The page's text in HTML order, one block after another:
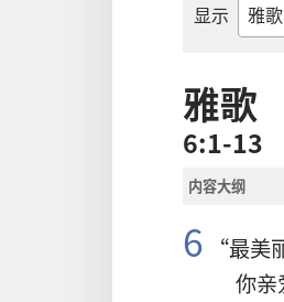
显示
圣
经
卷
雅歌
6:1-13
内容大纲
6 “最美
你亲